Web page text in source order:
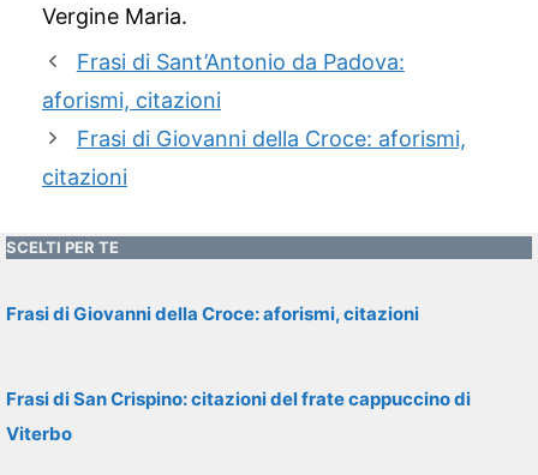
Vergine Maria.
Frasi di Sant’Antonio da Padova:
aforismi, citazioni
Frasi di Giovanni della Croce: aforismi,
citazioni
SCELTI PER TE
Frasi di Giovanni della Croce: aforismi, citazioni
Frasi di San Crispino: citazioni del frate cappuccino di
Viterbo